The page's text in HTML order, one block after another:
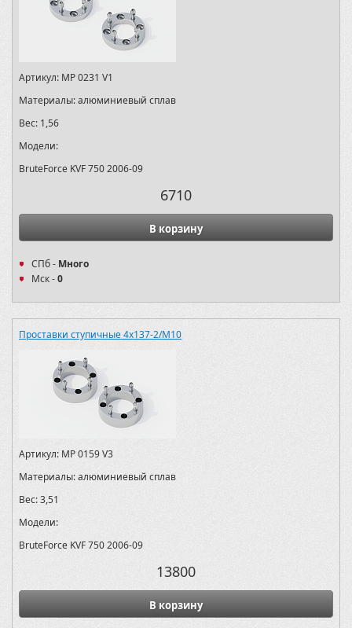
Артикул: MP 0231 V1
Материалы:алюминиевый сплав
Вес: 1,56
Модели:
BruteForce KVF 750 2006-09
6710
В корзину
СПб - Много
Мск -0
Проставки ступичные 4х137-2/M10
Артикул: MP 0159 V3
Материалы:алюминиевый сплав
Вес:3,51
Модели:
BruteForce KVF 750 2006-09
13800
В корзину